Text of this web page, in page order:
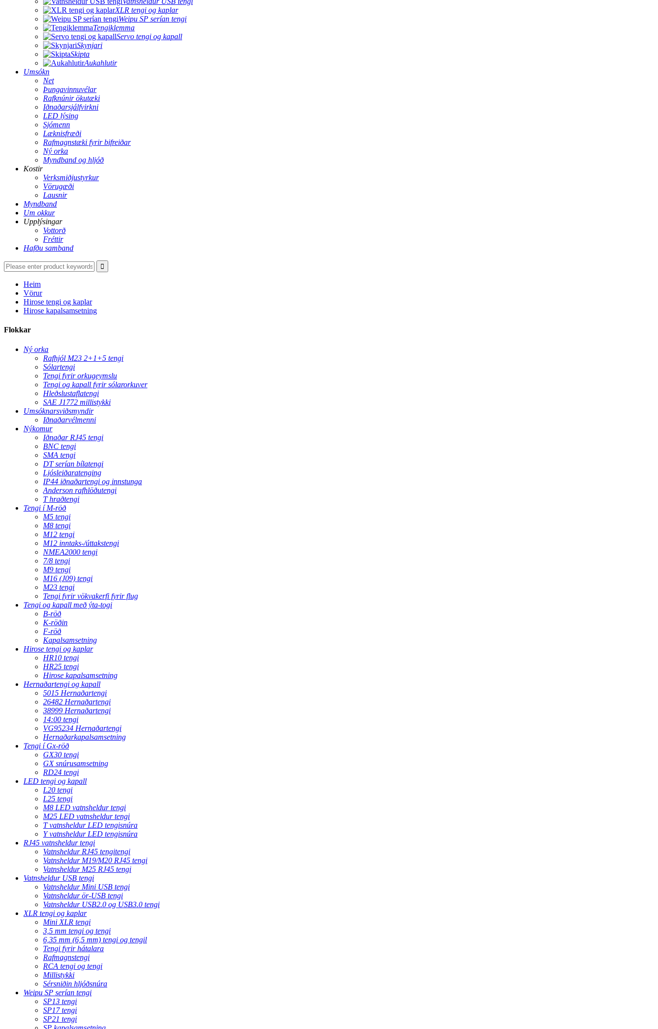
XLR tengi og kaplar
Weipu SP serían tengi
Tengiklemma
Servo tengi og kapall
Skynjari
Skipta
Aukahlutir
Umsókn
Net
Þungavinnuvélar
Rafknúnir ökutæki
Iðnaðarsjálfvirkni
LED lýsing
Sjómenn
Læknisfræði
Rafmagnstæki fyrir bifreiðar
Ný orka
Myndband og hljóð
Kostir
Verksmiðjustyrkur
Vörugæði
Lausnir
Myndband
Um okkur
Upplýsingar
Vottorð
Fréttir
Hafðu samband
Heim
Vörur
Hirose tengi og kaplar
Hirose kapalsamsetning
Flokkar
Ný orka
Rafhjól M23 2+1+5 tengi
Sólartengi
Tengi fyrir orkugeymslu
Tengi og kapall fyrir sólarorkuver
Hleðslustaflatengi
SAE J1772 millistykki
Umsóknarsviðsmyndir
Iðnaðarvélmenni
Nýkomur
Iðnaðar RJ45 tengi
BNC tengi
SMA tengi
DT serían bílatengi
Ljósleiðaratenging
IP44 iðnaðartengi og innstunga
Anderson rafhlöðutengi
T hraðtengi
Tengi í M-röð
M5 tengi
M8 tengi
M12 tengi
M12 inntaks-/úttakstengi
NMEA2000 tengi
7/8 tengi
M9 tengi
M16 (J09) tengi
M23 tengi
Tengi fyrir vökvakerfi fyrir flug
Tengi og kapall með ýta-togi
B-röð
K-röðin
F-röð
Kapalsamsetning
Hirose tengi og kaplar
HR10 tengi
HR25 tengi
Hirose kapalsamsetning
Hernaðartengi og kapall
5015 Hernaðartengi
26482 Hernaðartengi
38999 Hernaðartengi
14:00 tengi
VG95234 Hernaðartengi
Hernaðarkapalsamsetning
Tengi í Gx-röð
GX30 tengi
GX snúrusamsetning
RD24 tengi
LED tengi og kapall
L20 tengi
L25 tengi
M8 LED vatnsheldur tengi
M25 LED vatnsheldur tengi
T vatnsheldur LED tengisnúra
Y vatnsheldur LED tengisnúra
RJ45 vatnsheldur tengi
Vatnsheldur RJ45 tengitengi
Vatnsheldur M19/M20 RJ45 tengi
Vatnsheldur M25 RJ45 tengi
Vatnsheldur USB tengi
Vatnsheldur Mini USB tengi
Vatnsheldur ör-USB tengi
Vatnsheldur USB2.0 og USB3.0 tengi
XLR tengi og kaplar
Mini XLR tengi
3,5 mm tengi og tengi
6,35 mm (6,5 mm) tengi og tengil
Tengi fyrir hátalara
Rafmagnstengi
RCA tengi og tengi
Millistykki
Sérsniðin hljóðsnúra
Weipu SP serían tengi
SP13 tengi
SP17 tengi
SP21 tengi